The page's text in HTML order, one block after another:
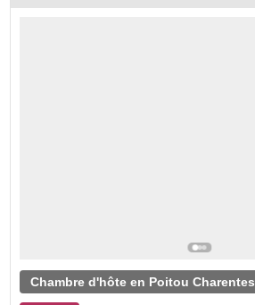
Chambre d'hôte en Poitou Charentes